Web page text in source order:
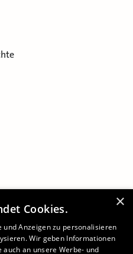
×
Cookies.
und Anzeigen zu personalisieren
Wir geben Informationen
an unsere Werbe- und